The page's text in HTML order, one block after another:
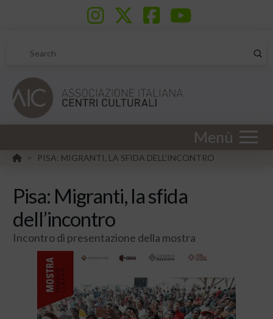
Search
Menù
HOME
> PISA: MIGRANTI, LA SFIDA DELL'INCONTRO
Pisa: Migranti, la sfida
dell’incontro
Incontro di presentazione della mostra